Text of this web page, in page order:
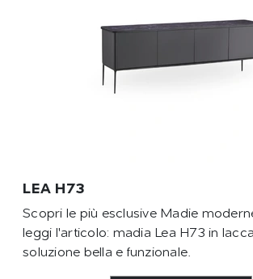
LEA H73
Scopri le più esclusive Madie
leggi l'articolo: madia Lea H73 in
soluzione bella e funzionale.